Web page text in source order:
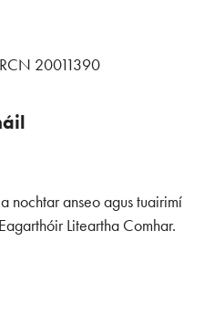
20011390
nochtar anseo agus tuairimí
Liteartha Comhar.